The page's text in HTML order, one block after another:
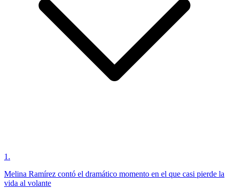
1 .
Melina Ramírez contó el dramático momento en el que casi pierde la
vida al volante